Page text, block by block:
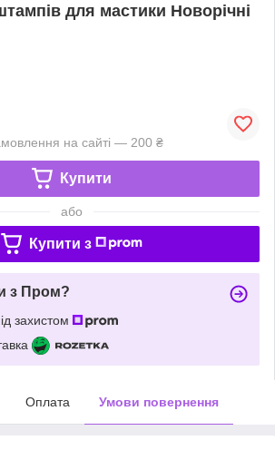
для мастики Новорічні
на сайті — 200 ₴
Купити
або
Купити з
з Пром?
захистом
Оплата Умови повернення